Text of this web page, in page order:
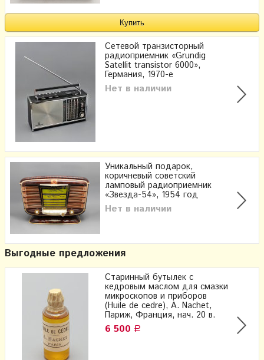
Сетевой транзисторный
радиоприемник «Grundig
Satellit transistor 6000»,
Германия, 1970-е
Нет в наличии
Уникальный подарок,
коричневый советский
ламповый радиоприемник
«Звезда-54», 1954 год
Нет в наличии
Выгодные предложения
Старинный бутылек с
кедровым маслом для смазки
микроскопов и приборов
(Huile de cedre), A. Nachet,
Париж, Франция, нач. 20 в.
6 500 Р